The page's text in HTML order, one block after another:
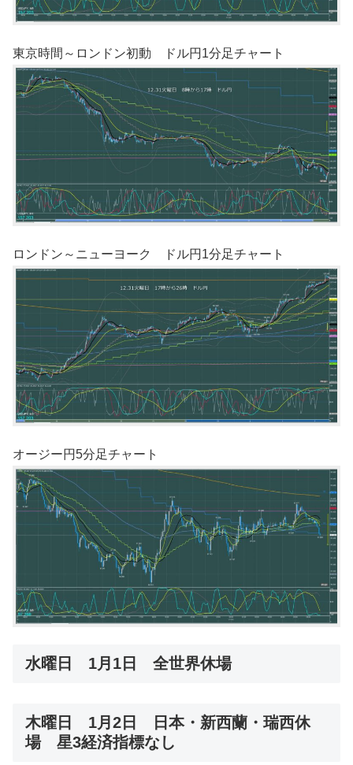
東京時間～ロンドン初動 ドル円1分足チャート
ロンドン～ニューヨーク ドル円1分足チャート
オージー円5分足チャート
水曜日 1月1日 全世界休場
木曜日 1月2日 日本・新西蘭・瑞西休
場 星3経済指標なし